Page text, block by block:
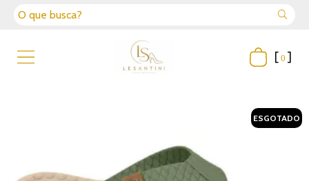
[ 0 ]
ESGOTADO